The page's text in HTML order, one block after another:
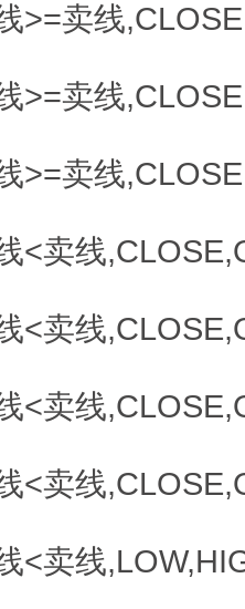
>=卖线
>=卖线
>=卖线
<卖线
<卖线
<卖线
<卖线
<卖线